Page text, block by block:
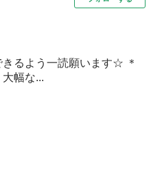
るよう一読願います☆ ＊
幅な...